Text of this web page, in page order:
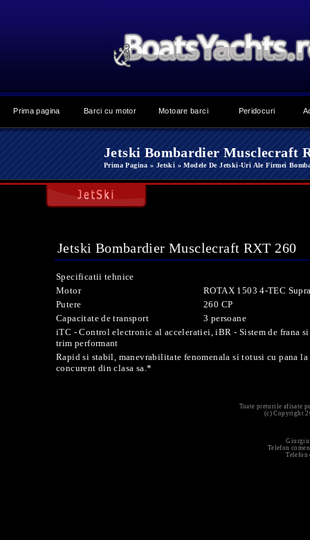
Prima pagina Barci cu motor Motoare barci Peridocuri
Jetski Bombardier Musclecraft
Prima Pagina » Jetski » Modele De Jetski-Uri Ale Firmei
Jetski Bombardier Musclecraft RXT 260
Specificatii tehnice
Motor
ROTAX 1503 4-TEC
Putere
260 CP
Capacitate de transport
3 persoane
iTC - Control electronic al acceleratiei, iBR - Sistem de frana si
trim performant
Rapid si stabil, manevrabilitate fenomenala si totusi cu pana
concurent din clasa sa.*
Toate preturile afisate
(c) Copyright
Giurgiu
Telefon
Telefon